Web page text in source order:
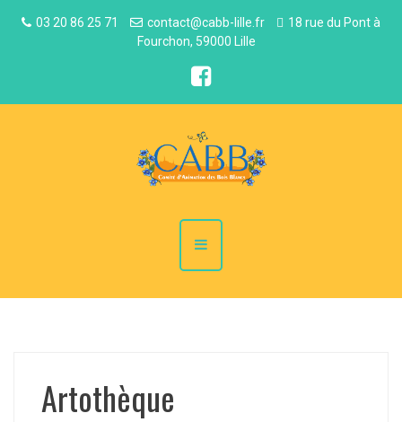
03 20 86 25 71 contact@cabb-lille.fr
18 rue du Pont à
Fourchon, 59000 Lille
Artothèque